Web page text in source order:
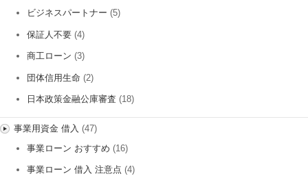
ビジネスパートナー (5)
保証人不要 (4)
商工ローン (3)
団体信用生命 (2)
日本政策金融公庫審査 (18)
事業用資金 借入 (47)
事業ローン おすすめ (16)
事業ローン 借入 注意点 (4)